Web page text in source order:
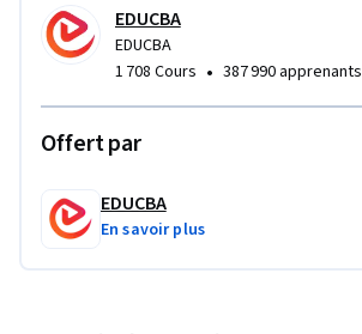
EDUCBA
EDUCBA
1 708 Cours • 387 990 apprenants
Offert par
EDUCBA
En savoir plus